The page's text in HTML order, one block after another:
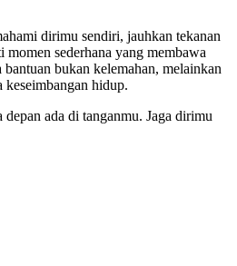
dirimu sendiri, jauhkan tekanan
sederhana yang membawa
bukan kelemahan, melainkan
hidup.
depan ada di tanganmu. Jaga dirimu